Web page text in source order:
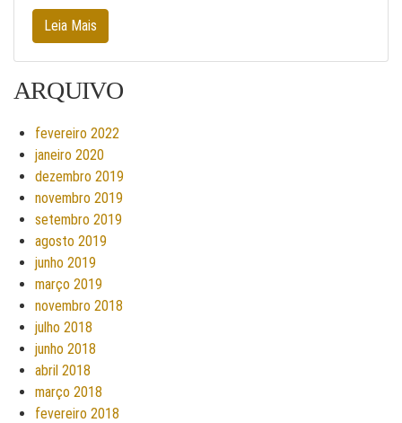
Leia Mais
ARQUIVO
fevereiro 2022
janeiro 2020
dezembro 2019
novembro 2019
setembro 2019
agosto 2019
junho 2019
março 2019
novembro 2018
julho 2018
junho 2018
abril 2018
março 2018
fevereiro 2018